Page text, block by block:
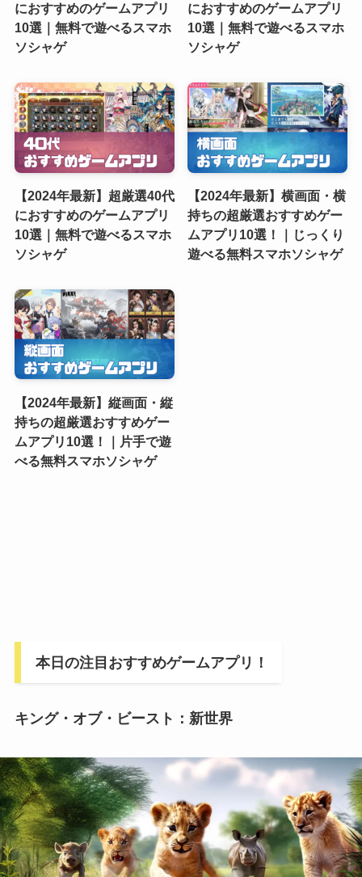
におすすめのゲームアプリ
10選｜無料で遊べるスマホ
ソシャゲ
におすすめのゲームアプリ
10選｜無料で遊べるスマホ
ソシャゲ
【2024年最新】超厳選40代
におすすめのゲームアプリ
10選｜無料で遊べるスマホ
ソシャゲ
【2024年最新】横画面・横
持ちの超厳選おすすめゲー
ムアプリ10選！｜じっくり
遊べる無料スマホソシャゲ
【2024年最新】縦画面・縦
持ちの超厳選おすすめゲー
ムアプリ10選！｜片手で遊
べる無料スマホソシャゲ
本日の注目おすすめゲームアプリ！
キング・オブ・ビースト：新世界